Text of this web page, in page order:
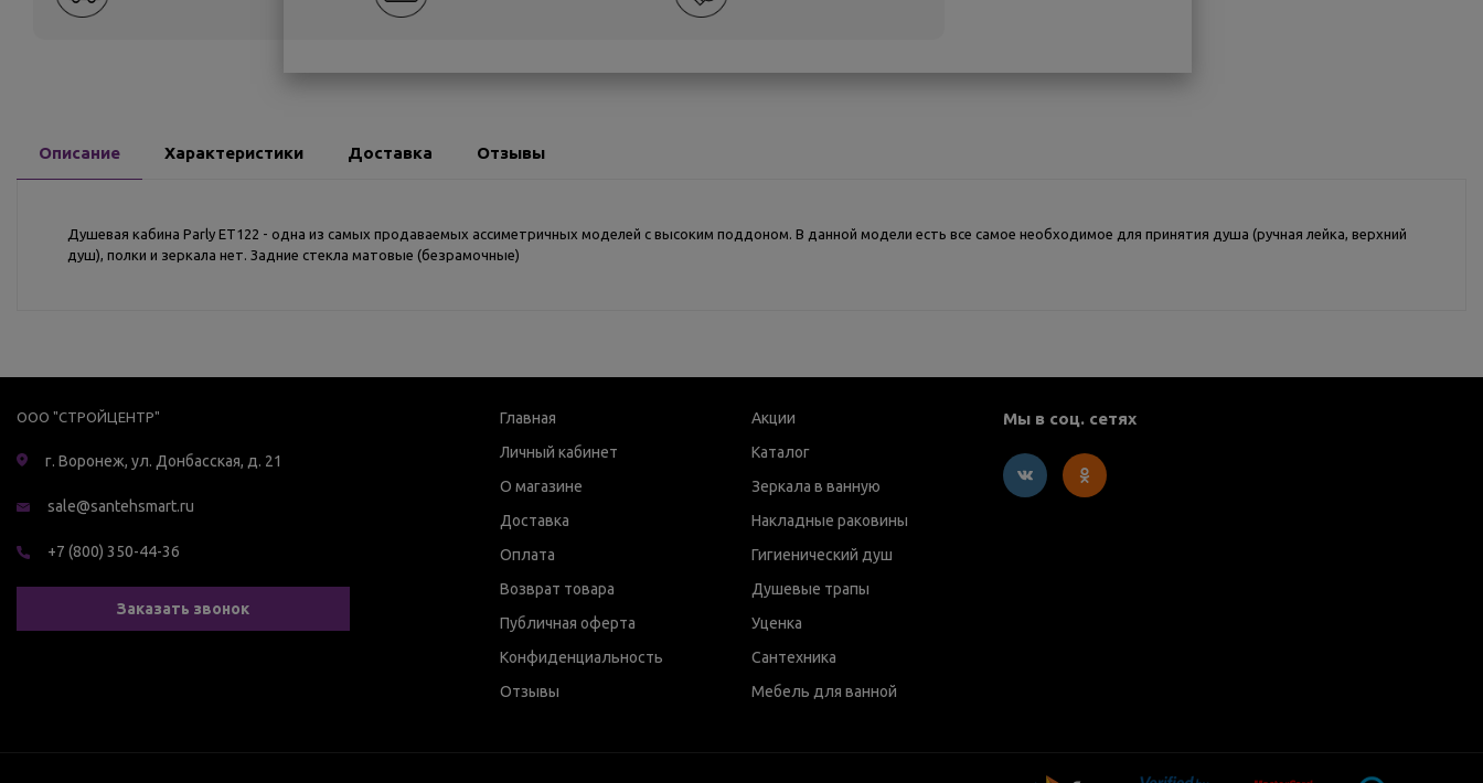
Описание Характеристики Доставка Отзывы
Душевая кабина Parly ET122 - одна из самых продаваемых ассиметричных моделей с высоким поддоном. В данной модели есть все самое необходимое для принятия душа (ручная лейка, верхний
душ), полки и зеркала нет. Задние стекла матовые (безрамочные)
ООО "СТРОЙЦЕНТР"
г. Воронеж, ул. Донбасская, д. 21
sale@santehsmart.ru
+7 (800) 350-44-36
Заказать звонок
Главная
Личный кабинет
О магазине
Доставка
Оплата
Возврат товара
Публичная оферта
Конфиденциальность
Отзывы
Акции
Каталог
Зеркала в ванную
Накладные раковины
Гигиенический душ
Душевые трапы
Уценка
Сантехника
Мебель для ванной
Мы в соц. сетях